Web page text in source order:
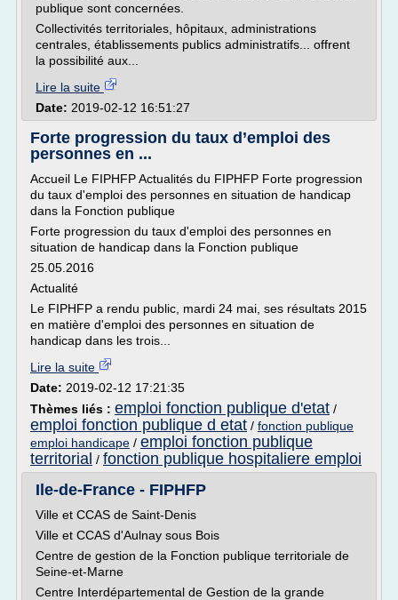
publique sont concernées.
Collectivités territoriales, hôpitaux, administrations
centrales, établissements publics administratifs... offrent
la possibilité aux...
Lire la suite
Date: 2019-02-12 16:51:27
Forte progression du taux d’emploi des
personnes en ...
Accueil Le FIPHFP Actualités du FIPHFP Forte progression
du taux d'emploi des personnes en situation de handicap
dans la Fonction publique
Forte progression du taux d'emploi des personnes en
situation de handicap dans la Fonction publique
25.05.2016
Actualité
Le FIPHFP a rendu public, mardi 24 mai, ses résultats 2015
en matière d'emploi des personnes en situation de
handicap dans les trois...
Lire la suite
Date: 2019-02-12 17:21:35
Thèmes liés : emploi fonction publique d'etat /
emploi fonction publique d etat / fonction publique
emploi handicape / emploi fonction publique
territorial / fonction publique hospitaliere emploi
Ile-de-France - FIPHFP
Ville et CCAS de Saint-Denis
Ville et CCAS d'Aulnay sous Bois
Centre de gestion de la Fonction publique territoriale de
Seine-et-Marne
Centre Interdépartemental de Gestion de la grande